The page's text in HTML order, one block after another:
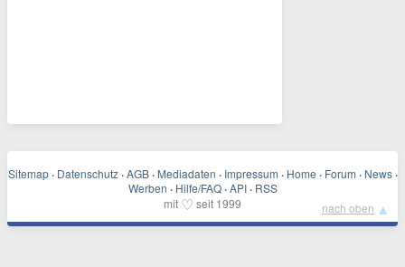
Sitemap · Datenschutz · AGB · Mediadaten · Impressum · Home · Forum · News ·
Werben · Hilfe/FAQ · API · RSS
mit ♡ seit 1999 nach oben ▲